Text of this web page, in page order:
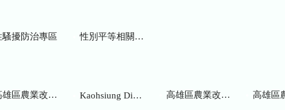
騷擾防治專區 性別平等相關網站
區農業改良場研究彙報 Kaohsiung District Agricultural Research and Extension Station 高雄區農業改良場年報 高雄區